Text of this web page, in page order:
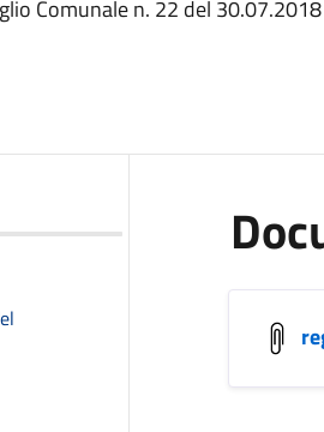
Comunale n. 22 del 30.07.2018